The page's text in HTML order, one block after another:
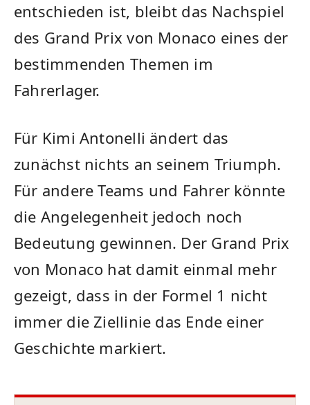
entschieden ist, bleibt das Nachspiel
des Grand Prix von Monaco eines der
bestimmenden Themen im
Fahrerlager.
Für Kimi Antonelli ändert das
zunächst nichts an seinem Triumph.
Für andere Teams und Fahrer könnte
die Angelegenheit jedoch noch
Bedeutung gewinnen. Der Grand Prix
von Monaco hat damit einmal mehr
gezeigt, dass in der Formel 1 nicht
immer die Ziellinie das Ende einer
Geschichte markiert.